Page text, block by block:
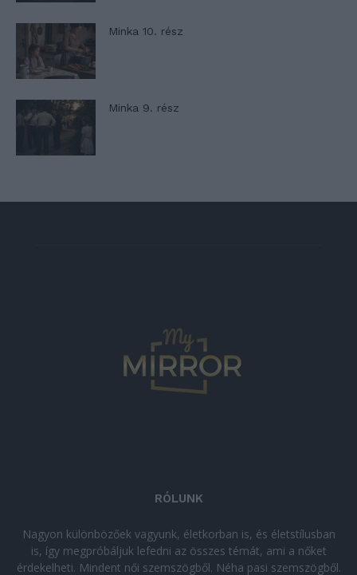
Minka 10. rész
Minka 9. rész
RÓLUNK
Nagyon különbözőek vagyunk, életkorban is, és életstílusban
is, így megpróbáljuk lefedni az összes témát, ami a nőket
érdekelheti. Mindent női szemszögből. Néha pasi szemszögből.